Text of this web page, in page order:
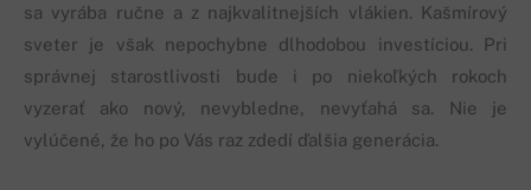
sa vyrába ručne a z najkvalitnejších vlákien. Kašmírový
sveter je však nepochybne dlhodobou investíciou. Pri
správnej starostlivosti bude i po niekoľkých rokoch
vyzerať ako nový, nevybledne, nevyťahá sa. Nie je
vylúčené, že ho po Vás raz zdedí ďalšia generácia.